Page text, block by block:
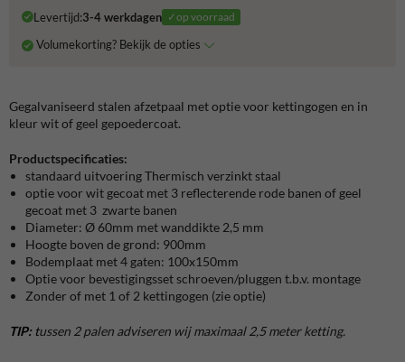
Levertijd:3-4 werkdagen ✓op voorraad
Volumekorting? Bekijk de opties
Gegalvaniseerd stalen afzetpaal met optie voor kettingogen en in
kleur wit of geel gepoedercoat.
Productspecificaties:
standaard uitvoering Thermisch verzinkt staal
optie voor wit gecoat met 3 reflecterende rode banen of geel
gecoat met 3 zwarte banen
Diameter: Ø 60mm met wanddikte 2,5 mm
Hoogte boven de grond: 900mm
Bodemplaat met 4 gaten: 100x150mm
Optie voor bevestigingsset schroeven/pluggen t.b.v. montage
Zonder of met 1 of 2 kettingogen (zie optie)
TIP: tussen 2 palen adviseren wij maximaal 2,5 meter ketting.